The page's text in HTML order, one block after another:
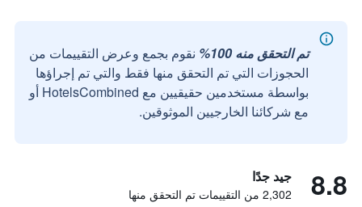
تم التحقق منه 100%
نقوم بجمع وعرض التقييمات من
الحجوزات التي تم التحقق منها فقط والتي تم إجراؤها
بواسطة مستخدمين حقيقيين مع HotelsCombined أو
مع شركائنا الخارجيين الموثوقين.
8.8 جيد جدًا
2,302 من التقييمات تم التحقق منها